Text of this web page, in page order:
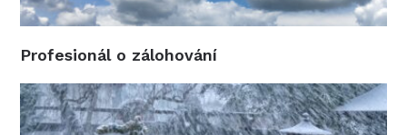
Profesionál o zálohování